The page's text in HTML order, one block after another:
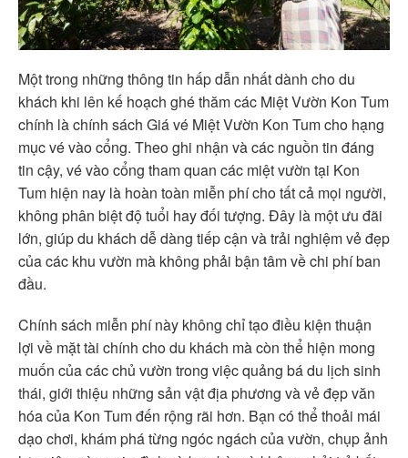
Một trong những thông tin hấp dẫn nhất dành cho du
khách khi lên kế hoạch ghé thăm các Miệt Vườn Kon Tum
chính là chính sách Giá vé Miệt Vườn Kon Tum cho hạng
mục vé vào cổng. Theo ghi nhận và các nguồn tin đáng
tin cậy, vé vào cổng tham quan các miệt vườn tại Kon
Tum hiện nay là hoàn toàn miễn phí cho tất cả mọi người,
không phân biệt độ tuổi hay đối tượng. Đây là một ưu đãi
lớn, giúp du khách dễ dàng tiếp cận và trải nghiệm vẻ đẹp
của các khu vườn mà không phải bận tâm về chi phí ban
đầu.
Chính sách miễn phí này không chỉ tạo điều kiện thuận
lợi về mặt tài chính cho du khách mà còn thể hiện mong
muốn của các chủ vườn trong việc quảng bá du lịch sinh
thái, giới thiệu những sản vật địa phương và vẻ đẹp văn
hóa của Kon Tum đến rộng rãi hơn. Bạn có thể thoải mái
dạo chơi, khám phá từng ngóc ngách của vườn, chụp ảnh